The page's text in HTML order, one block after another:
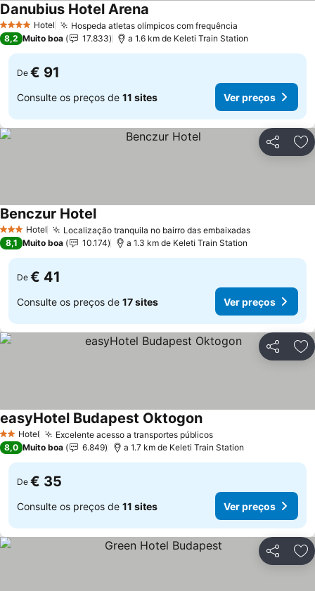
4 EstrelasHotel Hospeda atletas olímpicos com frequência
Danubius Hotel Arena
8,2 Muito boa 17.833 a 1.6 km de Keleti Train Station
De € 91
Consulte os preços de 11 sites Ver preços
Partilhar
3 EstrelasHotel Localização tranquila no bairro das embaixadasVer preços
Benczur HotelVer preços
8,1 Muito boa 10.174 a 1.3 km de Keleti Train Station
De € 41
Consulte os preços de 17 sites Ver preços
Partilhar
2 Estrelas
Hotel Excelente acesso a transportes públicosVer preços
easyHotel Budapest OktogonVer preços
8,0 Muito boa 6.849 a 1.7 km de Keleti Train Station
De € 35
Consulte os preços de 11 sites Ver preços
Partilhar